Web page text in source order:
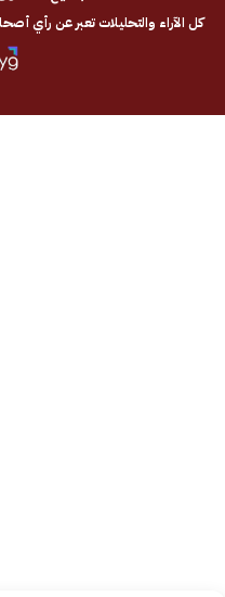
تعبر عن رأي أصحابها وليس